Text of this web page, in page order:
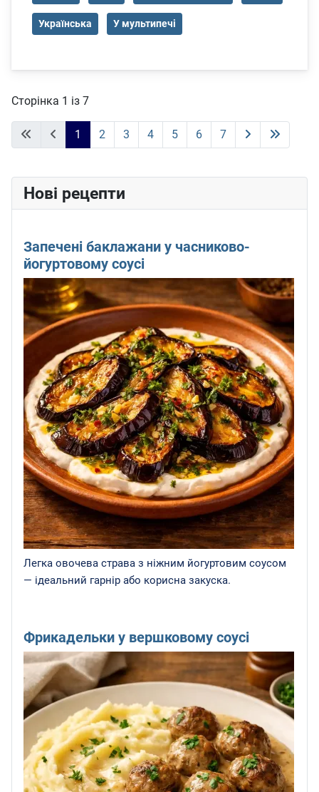
Українська У мультипечі
Сторінка 1 із 7
1 2 3 4 5 6 7
Нові рецепти
Запечені баклажани у часниково-
йогуртовому соусі
Легка овочева страва з ніжним йогуртовим соусом
— ідеальний гарнір або корисна закуска.
Фрикадельки у вершковому соусі